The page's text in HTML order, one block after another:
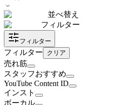
並べ替え
フィルター
フィルター
フィルター クリア
売れ筋
スタッフおすすめ
YouTube Content ID
インスト
ボーカル